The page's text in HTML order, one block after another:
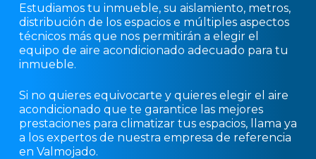
Estudiamos tu inmueble, su aislamiento, metros,
distribución de los espacios e múltiples aspectos
técnicos más que nos permitirán a elegir el
equipo de aire acondicionado adecuado para tu
inmueble.
Si no quieres equivocarte y quieres elegir el aire
acondicionado que te garantice las mejores
prestaciones para climatizar tus espacios, llama ya
a los expertos de nuestra empresa de referencia
en Valmojado.